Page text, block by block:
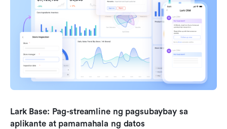
Lark Base: Pag-streamline ng pagsubaybay sa
aplikante at pamamahala ng datos